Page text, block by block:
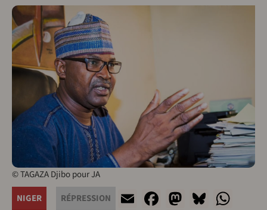
© TAGAZA Djibo pour JA
NIGER
RÉPRESSION EmailFacebook
Mastodon